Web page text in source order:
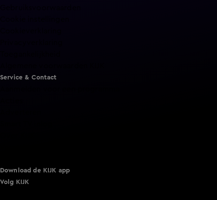
Service & Contact
Download de KIJK app
Volg KIJK